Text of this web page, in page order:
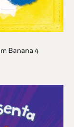
Banana 4